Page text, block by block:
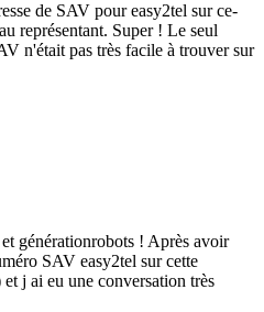
de SAV pour easy2tel sur ce-
représentant. Super ! Le seul
n'était pas très facile à trouver sur
générationrobots ! Après avoir
SAV easy2tel sur cette
j ai eu une conversation très